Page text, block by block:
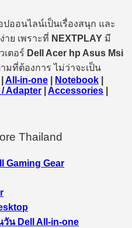
ออนไลน์เป็นเรื่องสนุก และ
าย เพราะที่ NEXTPLAY มี
เตอร์ Dell Acer hp Asus Msi
ที่ต้องการ ไม่ว่าจะเป็น
All-in-one Notebook
/ Adapter Accessories
Thailand
Gaming Gear
วัน Dell All-in-one